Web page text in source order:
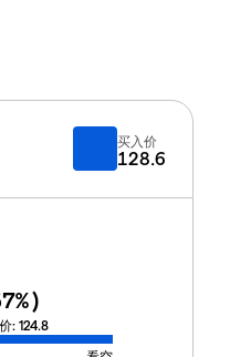
买入价
128.6
%)
: 124.8